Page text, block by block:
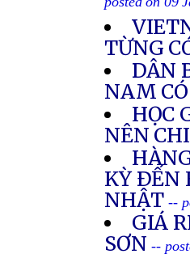
posted on 09
TỪNG
DÂN
NAM
HỌC
NÊN
KỲ ÐẾN
NHẬT--
GIÁ
SƠN--